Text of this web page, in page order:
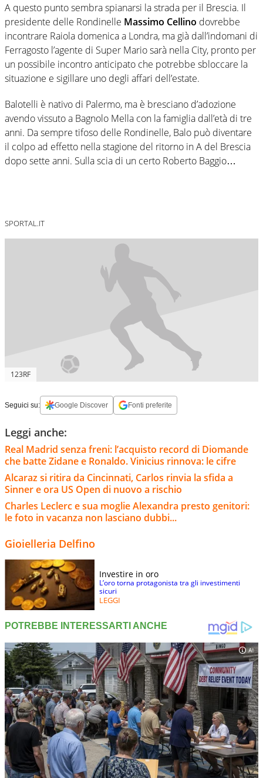
A questo punto sembra spianarsi la strada per il Brescia. Il
presidente delle Rondinelle Massimo Cellino dovrebbe
incontrare Raiola domenica a Londra, ma già dall’indomani di
Ferragosto l’agente di Super Mario sarà nella City, pronto per
un possibile incontro anticipato che potrebbe sbloccare la
situazione e sigillare uno degli affari dell’estate.
Balotelli è nativo di Palermo, ma è bresciano d’adozione
avendo vissuto a Bagnolo Mella con la famiglia dall’età di tre
anni. Da sempre tifoso delle Rondinelle, Balo può diventare
il colpo ad effetto nella stagione del ritorno in A del Brescia
dopo sette anni. Sulla scia di un certo Roberto Baggio…
SPORTAL.IT
123RF
Seguici su: Google Discover Fonti preferite
Leggi anche:
Real Madrid senza freni: l’acquisto record di Diomande
che batte Zidane e Ronaldo. Vinicius rinnova: le cifre
Alcaraz si ritira da Cincinnati, Carlos rinvia la sfida a
Sinner e ora US Open di nuovo a rischio
Charles Leclerc e sua moglie Alexandra presto genitori:
le foto in vacanza non lasciano dubbi...
Gioielleria Delfino
Investire in oro
L’oro torna protagonista tra gli investimenti
sicuri
LEGGI